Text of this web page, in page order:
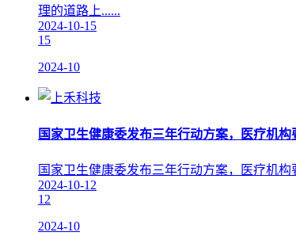
理的道路上......
2024-10-15
15
2024-10
国家卫生健康委发布三年行动方案，医疗机构
国家卫生健康委发布三年行动方案，医疗机
2024-10-12
12
2024-10